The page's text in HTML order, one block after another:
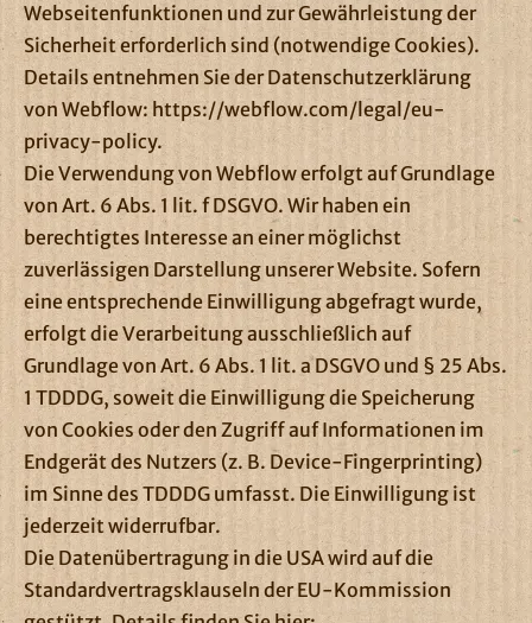
Webseitenfunktionen und zur Gewährleistung der
Sicherheit erforderlich sind (notwendige Cookies).
Details entnehmen Sie der Datenschutzerklärung
von Webflow: https://webflow.com/legal/eu-
privacy-policy.
Die Verwendung von Webflow erfolgt auf Grundlage
von Art. 6 Abs. 1 lit. f DSGVO. Wir haben ein
berechtigtes Interesse an einer möglichst
zuverlässigen Darstellung unserer Website. Sofern
eine entsprechende Einwilligung abgefragt wurde,
erfolgt die Verarbeitung ausschließlich auf
Grundlage von Art. 6 Abs. 1 lit. a DSGVO und § 25 Abs.
1 TDDDG, soweit die Einwilligung die Speicherung
von Cookies oder den Zugriff auf Informationen im
Endgerät des Nutzers (z. B. Device-Fingerprinting)
im Sinne des TDDDG umfasst. Die Einwilligung ist
jederzeit widerrufbar.
Die Datenübertragung in die USA wird auf die
Standardvertragsklauseln der EU-Kommission